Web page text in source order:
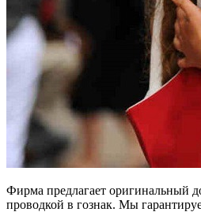
Фирма предлагает оригинальный
проводкой в гознак. Мы